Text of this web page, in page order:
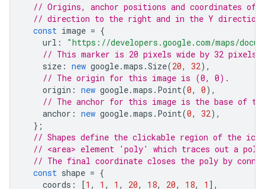
// Origins, anchor positions and coordinates of
// direction to the right and in the Y direction
const image = {
url :
"https://developers.google.com/maps/
// This marker is 20 pixels wide by 32 pixels
size : new google.maps .Size(20, 32),
// The origin for this image is (0, 0).
origin : new google.maps . Point(0, 0),
// The anchor for this image is the base of
anchor : new google.maps . Point(0, 32),
};
// Shapes define the clickable region of the
// <area> element 'poly' which traces out a
// The final coordinate closes the poly by
const shape = {
coords : [1 , 1 , 1 , 20, 18, 20, 18, 1 ],